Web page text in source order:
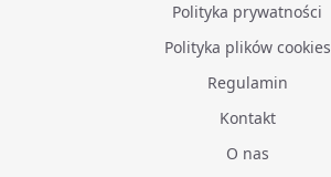
Polityka prywatności
Polityka plików cookies
Regulamin
Kontakt
O nas